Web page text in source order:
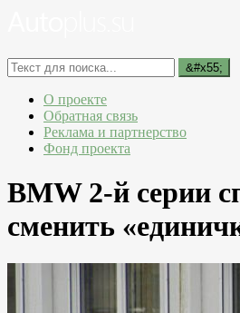
О проекте
Обратная связь
Реклама и партнерство
Фонд проекта
BMW 2-й серии
сменить